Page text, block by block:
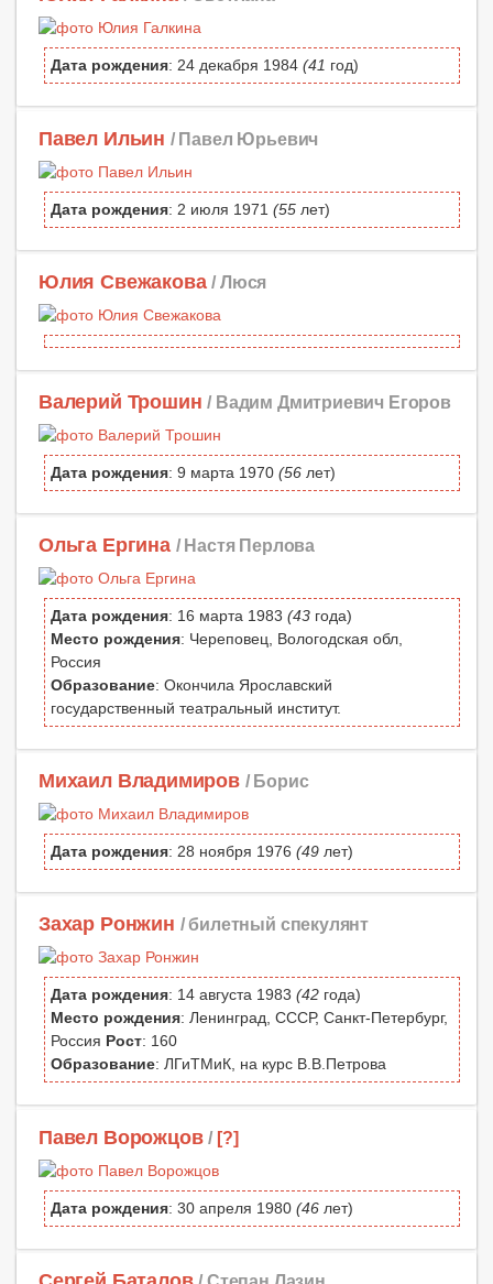
Дата рождения: 24 декабря 1984 (41 год)
Павел Ильин / Павел Юрьевич
Дата рождения: 2 июля 1971 (55 лет)
Юлия Свежакова / Люся
Валерий Трошин / Вадим Дмитриевич Егоров
Дата рождения: 9 марта 1970 (56 лет)
Ольга Ергина / Настя Перлова
Дата рождения: 16 марта 1983 (43 года)
Место рождения: Череповец, Вологодская обл,
Россия
Образование: Окончила Ярославский
государственный театральный институт.
Михаил Владимиров / Борис
Дата рождения: 28 ноября 1976 (49 лет)
Захар Ронжин / билетный спекулянт
Дата рождения: 14 августа 1983 (42 года)
Место рождения: Ленинград, СССР, Санкт-Петербург,
Россия Рост: 160
Образование: ЛГиТМиК, на курс В.В.Петрова
Павел Ворожцов / [?]
Дата рождения: 30 апреля 1980 (46 лет)